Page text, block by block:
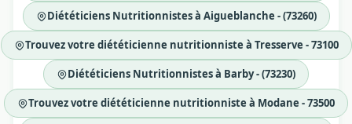
Diététiciens Nutritionnistes à Aigueblanche - (73260)
Trouvez votre diététicienne nutritionniste à Tresserve - 73100
Diététiciens Nutritionnistes à Barby - (73230)
Trouvez votre diététicienne nutritionniste à Modane - 73500